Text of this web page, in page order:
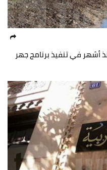
أشهر في تنفيذ برنامج جهر